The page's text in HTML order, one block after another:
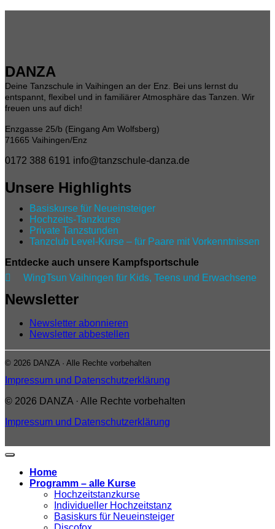
DANZA
Deine Tanzschule in Vaihingen an der Enz. Bei uns lernst du
entspannt, flexibel und in familiärer Atmosphäre das Tanzen. Wir
freuen uns auf dich!
Enzgasse 25/b (Eingang Am Wolfsberg)
71665 Vaihingen/Enz
0172 388 6191 info@tanzschule-danza.de
Unsere Highlights
Basiskurse für Neueinsteiger
Hochzeits-Tanzkurse
Private Tanzstunden
Tanzclub Level‑Kurse – für Paare mit Vorkenntnissen
Entdecke auch unsere Kampfsportschule

WingTsun Vaihingen für Kids, Teens und Erwachsene
Newsletter
Newsletter abonnieren
Newsletter abbestellen
© 2026 DANZA · Alle Rechte vorbehalten
Impressum und Datenschutzerklärung
© 2026 DANZA · Alle Rechte vorbehalten
Impressum und Datenschutzerklärung
Home
Programm – alle Kurse
Hochzeitstanzkurse
Individueller Hochzeitstanz
Basiskurs für Neueinsteiger